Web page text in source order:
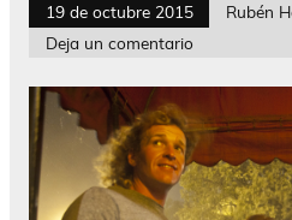
19 de octubre 2015
Rubén
Deja un comentario